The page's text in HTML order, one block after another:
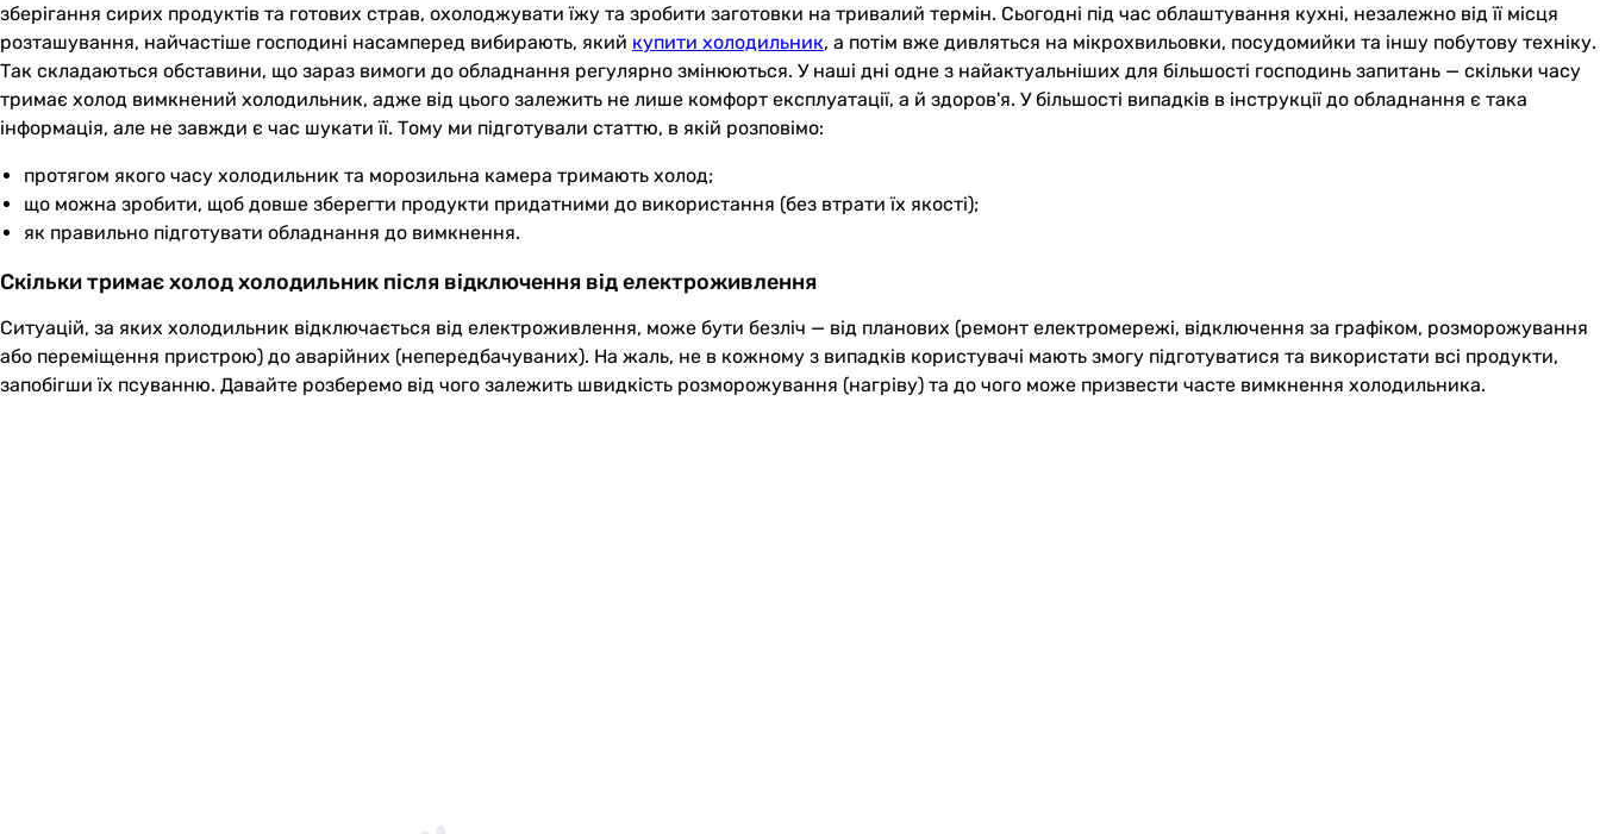
зберігання сирих продуктів та готових страв, охолоджувати їжу та зробити заготовки на тривалий термін. Сьогодні під час облаштування кухні, незалежно від її місця
розташування, найчастіше господині насамперед вибирають, який купити холодильник, а потім вже дивляться на мікрохвильовки, посудомийки та іншу побутову техніку.
Так складаються обставини, що зараз вимоги до обладнання регулярно змінюються. У наші дні одне з найактуальніших для більшості господинь запитань — скільки часу
тримає холод вимкнений холодильник, адже від цього залежить не лише комфорт експлуатації, а й здоров'я. У більшості випадків в інструкції до обладнання є така
інформація, але не завжди є час шукати її. Тому ми підготували статтю, в якій розповімо:
протягом якого часу холодильник та морозильна камера тримають холод;
що можна зробити, щоб довше зберегти продукти придатними до використання (без втрати їх якості);
як правильно підготувати обладнання до вимкнення.
Скільки тримає холод холодильник після відключення від електроживлення
Ситуацій, за яких холодильник відключається від електроживлення, може бути безліч — від планових (ремонт електромережі, відключення за графіком, розморожування
або переміщення пристрою) до аварійних (непередбачуваних). На жаль, не в кожному з випадків користувачі мають змогу підготуватися та використати всі продукти,
запобігши їх псуванню. Давайте розберемо від чого залежить швидкість розморожування (нагріву) та до чого може призвести часте вимкнення холодильника.